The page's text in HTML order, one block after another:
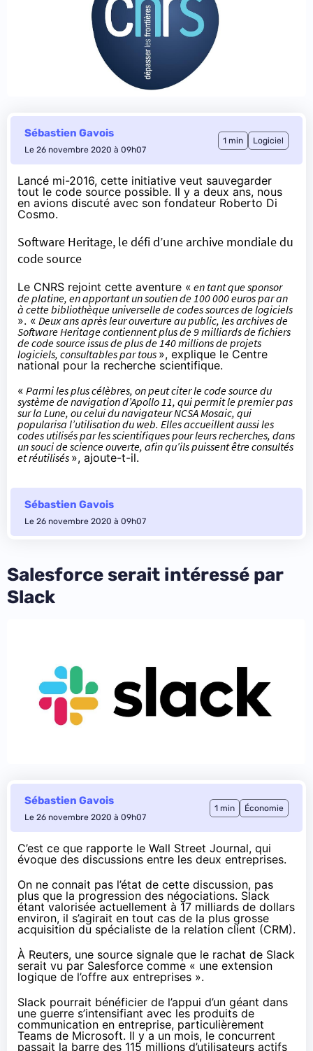
Sébastien Gavois
Le 26 novembre 2020 à 09h07
1 min Logiciel
Lancé mi-2016, cette initiative veut sauvegarder
tout le code source possible. Il y a deux ans, nous
en avions discuté avec son fondateur Roberto Di
Cosmo.
Software Heritage, le défi d’une archive mondiale du
code source
Le CNRS rejoint cette aventure « en tant que sponsor
de platine, en apportant un soutien de 100 000 euros par an
à cette bibliothèque universelle de codes sources de logiciels
». « Deux ans après leur ouverture au public, les archives de
Software Heritage contiennent plus de 9 milliards de fichiers
de code source issus de plus de 140 millions de projets
logiciels, consultables par tous », explique le Centre
national pour la recherche scientifique.
« Parmi les plus célèbres, on peut citer le code source du
système de navigation d’Apollo 11, qui permit le premier pas
sur la Lune, ou celui du navigateur NCSA Mosaic, qui
popularisa l’utilisation du web. Elles accueillent aussi les
codes utilisés par les scientifiques pour leurs recherches, dans
un souci de science ouverte, afin qu’ils puissent être consultés
et réutilisés », ajoute-t-il.
Sébastien Gavois
Le 26 novembre 2020 à 09h07
Salesforce serait intéressé par
Slack
Sébastien Gavois
Le 26 novembre 2020 à 09h07
1 min Économie
C’est ce que rapporte le Wall Street Journal, qui
évoque des discussions entre les deux entreprises.
On ne connait pas l’état de cette discussion, pas
plus que la progression des négociations. Slack
étant valorisée actuellement à 17 milliards de dollars
environ, il s’agirait en tout cas de la plus grosse
acquisition du spécialiste de la relation client (CRM).
À Reuters, une source signale que le rachat de Slack
serait vu par Salesforce comme « une extension
logique de l’offre aux entreprises ».
Slack pourrait bénéficier de l’appui d’un géant dans
une guerre s’intensifiant avec les produits de
communication en entreprise, particulièrement
Teams de Microsoft. Il y a un mois, le concurrent
passait la barre des 115 millions d’utilisateurs actifs